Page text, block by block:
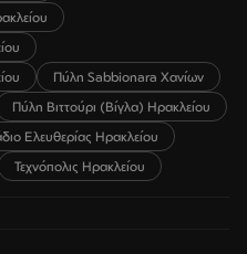
Πύλη Sabbionara Χανίων
Πύλη Βιττούρι (Βίγλα) Ηρακλείου
Ελευθερίας Ηρακλείου
Τεχνόπολις Ηρακλείου